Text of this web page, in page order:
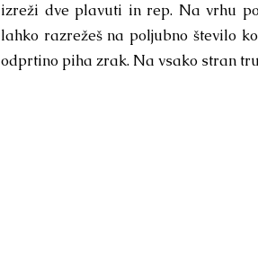
izreži dve plavuti in rep. Na vrhu
lahko razrežeš na poljubno število
odprtino piha zrak. Na vsako stran